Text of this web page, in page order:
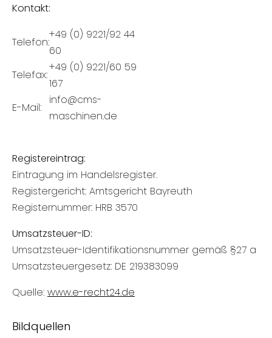
Kontakt:
Telefon:
+49 (0) 9221/92 44
60
Telefax:
+49 (0) 9221/60 59
167
E-Mail:
info@cms-
maschinen.de
Registereintrag:
Eintragung im Handelsregister.
Registergericht: Amtsgericht Bayreuth
Registernummer: HRB 3570
Umsatzsteuer-ID:
Umsatzsteuer-Identifikationsnummer gemäß §27 a
Umsatzsteuergesetz: DE 219383099
Quelle: www.e-recht24.de
Bildquellen